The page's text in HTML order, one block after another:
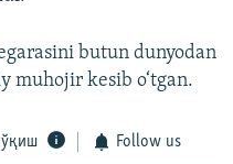
butun dunyodan
muhojir kesib o‘tgan.
ўқиш Follow us